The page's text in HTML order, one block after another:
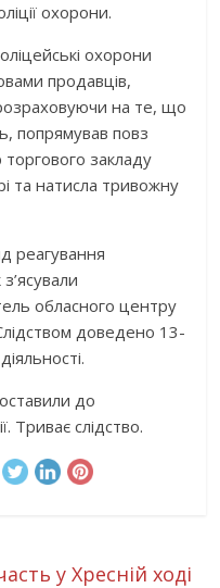
охорони.
охорони
продавців,
на те, що
попрямував повз
торгового закладу
та натисла тривожну
реагування
обласного центру
доведено 13-
до
Триває слідство.
у Хресній ході